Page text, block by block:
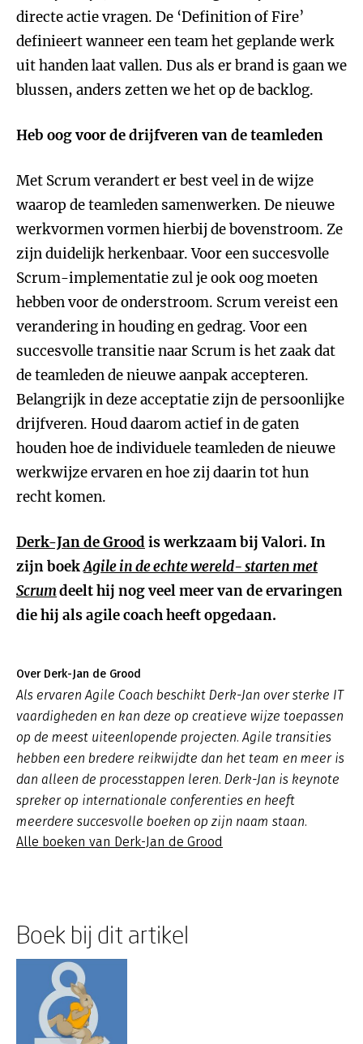
directe actie vragen. De ‘Definition of Fire’
definieert wanneer een team het geplande werk
uit handen laat vallen. Dus als er brand is gaan we
blussen, anders zetten we het op de backlog.
Heb oog voor de drijfveren van de teamleden
Met Scrum verandert er best veel in de wijze
waarop de teamleden samenwerken. De nieuwe
werkvormen vormen hierbij de bovenstroom. Ze
zijn duidelijk herkenbaar. Voor een succesvolle
Scrum-implementatie zul je ook oog moeten
hebben voor de onderstroom. Scrum vereist een
verandering in houding en gedrag. Voor een
succesvolle transitie naar Scrum is het zaak dat
de teamleden de nieuwe aanpak accepteren.
Belangrijk in deze acceptatie zijn de persoonlijke
drijfveren. Houd daarom actief in de gaten
houden hoe de individuele teamleden de nieuwe
werkwijze ervaren en hoe zij daarin tot hun
recht komen.
Derk-Jan de Grood is werkzaam bij Valori. In
zijn boekAgile in de echte wereld- starten met
Scrumdeelt hij nog veel meer van de ervaringen
die hij als agile coach heeft opgedaan.
Over Derk-Jan de Grood
Als ervaren Agile Coach beschikt Derk-Jan over sterke IT
vaardigheden en kan deze op creatieve wijze toepassen
op de meest uiteenlopende projecten. Agile transities
hebben een bredere reikwijdte dan het team en meer is
dan alleen de processtappen leren. Derk-Jan is keynote
spreker op internationale conferenties en heeft
meerdere succesvolle boeken op zijn naam staan.
Alle boeken van Derk-Jan de Grood
Boek bij dit artikel